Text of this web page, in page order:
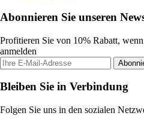
Abonnieren Sie unseren
Profitieren Sie von 10% Rabatt,
anmelden
Bleiben Sie in Verbindung
Folgen Sie uns in den sozialen